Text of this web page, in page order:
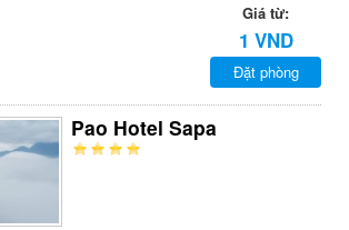
Giá từ:
1 VND
Đặt phòng
Pao Hotel Sapa